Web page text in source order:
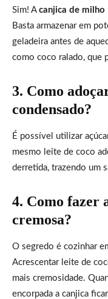
Sim! A canjica de milho
Basta armazenar em
geladeira antes de
como coco ralado, que
3. Como
condensado?
É possível utilizar
mesmo leite de coco
derretida, trazendo um
4. Como fazer
cremosa?
O segredo é cozinhar
Acrescentar leite de
mais cremosidade.
encorpada a canjica